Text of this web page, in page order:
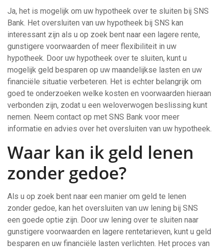
Ja, het is mogelijk om uw hypotheek over te sluiten bij SNS
Bank. Het oversluiten van uw hypotheek bij SNS kan
interessant zijn als u op zoek bent naar een lagere rente,
gunstigere voorwaarden of meer flexibiliteit in uw
hypotheek. Door uw hypotheek over te sluiten, kunt u
mogelijk geld besparen op uw maandelijkse lasten en uw
financiële situatie verbeteren. Het is echter belangrijk om
goed te onderzoeken welke kosten en voorwaarden hieraan
verbonden zijn, zodat u een weloverwogen beslissing kunt
nemen. Neem contact op met SNS Bank voor meer
informatie en advies over het oversluiten van uw hypotheek.
Waar kan ik geld lenen
zonder gedoe?
Als u op zoek bent naar een manier om geld te lenen
zonder gedoe, kan het oversluiten van uw lening bij SNS
een goede optie zijn. Door uw lening over te sluiten naar
gunstigere voorwaarden en lagere rentetarieven, kunt u geld
besparen en uw financiële lasten verlichten. Het proces van